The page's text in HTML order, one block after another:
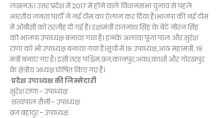
लखनऊ। उत्तर प्रदेश में 2017 में होने वाले विधानसभा चुनाव से पहले
भारतीय जनता पार्टी ने न‌ई टीम का ऐलान कर दिया है।भाजपा की नई टीम
में ओबीसी को तरजीह दी गई है। रक्षामंत्री राजनाथ सिंह के बेटे नीरज सिंह
को भाजपा उपाध्यक्ष बनाया गया है। इनके अलावा पूजा पाल और सुरेश
राणा को भी उपाध्यक्ष बनाया गया है।सूची में 19 उपाध्यक्ष,आठ महामंत्री, 19
मंत्री बनाए गए हैं। इसी तरह पश्चिम,ब्रज,कानपुर,अवध,काशी और गोरखपुर
के क्षेत्रीय अध्यक्ष घोषित किए गए हैं।
प्रदेश उपाध्यक्ष की जिम्मेदारी
सुरेश राणा - उपाध्यक्ष
सत्यपाल सैनी - उपाध्यक्ष
ब्रज बहादुर - उपाध्यक्ष